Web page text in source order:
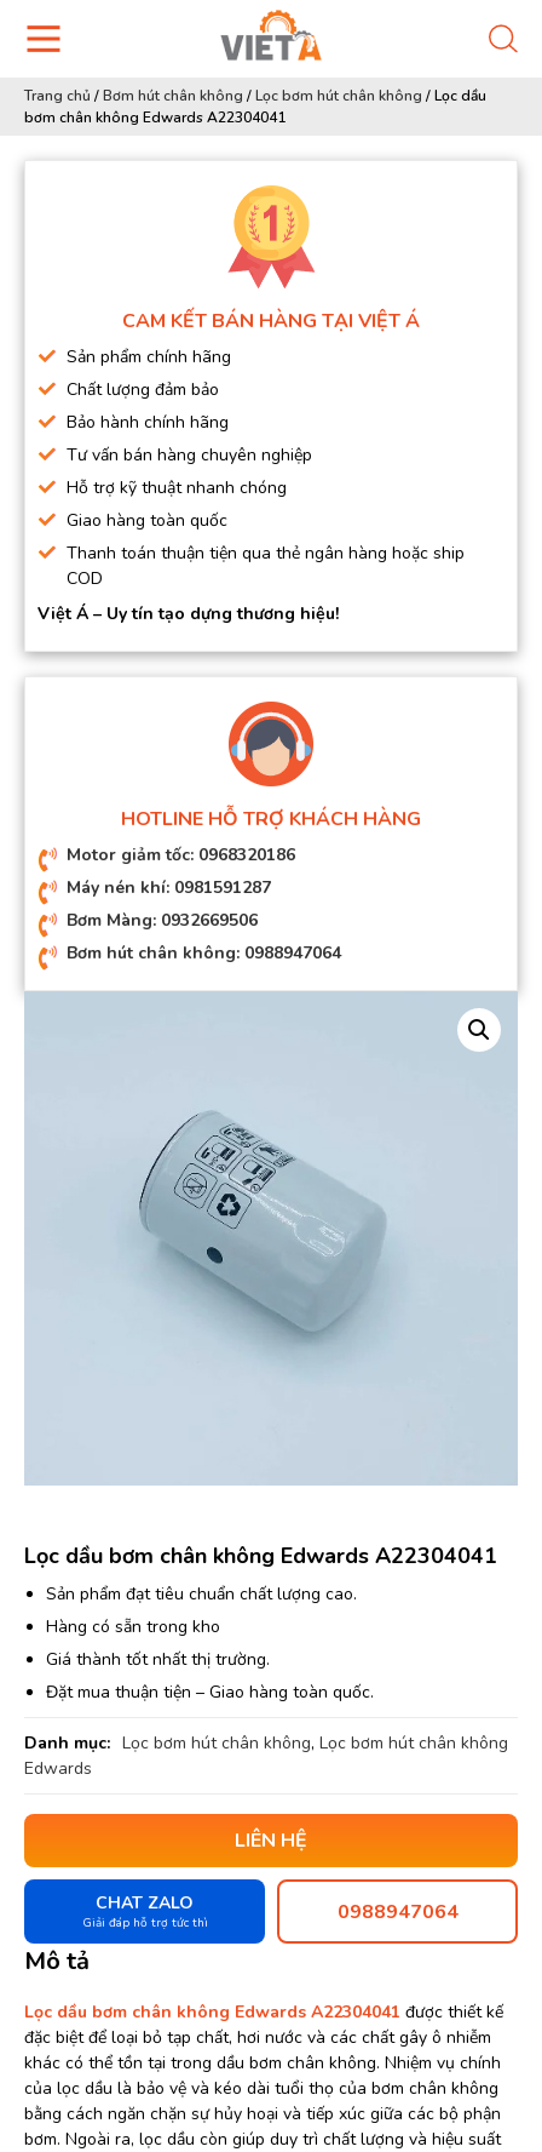
Trang chủ /Bơm hút chân không /Lọc bơm hút chân không /Lọc dầu
bơm chân không Edwards A22304041
CAM KẾT BÁN HÀNG TẠI VIỆT Á
Sản phẩm chính hãng
Chất lượng đảm bảo
Bảo hành chính hãng
Tư vấn bán hàng chuyên nghiệp
Hỗ trợ kỹ thuật nhanh chóng
Giao hàng toàn quốc
Thanh toán thuận tiện qua thẻ ngân hàng hoặc ship
COD
Việt Á – Uy tín tạo dựng thương hiệu!
HOTLINE HỖ TRỢ KHÁCH HÀNG
Motor giảm tốc: 0968320186
Máy nén khí: 0981591287
Bơm Màng: 0932669506
Bơm hút chân không: 0988947064
Lọc dầu bơm chân không Edwards A22304041
Sản phẩm đạt tiêu chuẩn chất lượng cao.
Hàng có sẵn trong kho
Giá thành tốt nhất thị trường.
Đặt mua thuận tiện – Giao hàng toàn quốc.
Danh mục: Lọc bơm hút chân không, Lọc bơm hút chân không
Edwards
LIÊN HỆ
CHAT ZALO
Giải đáp hỗ trợ tức thì 0988947064
Mô tả
Lọc dầu bơm chân không Edwards A22304041 được thiết kế
đặc biệt để loại bỏ tạp chất, hơi nước và các chất gây ô nhiễm
khác có thể tồn tại trong dầu bơm chân không. Nhiệm vụ chính
của lọc dầu là bảo vệ và kéo dài tuổi thọ của bơm chân không
bằng cách ngăn chặn sự hủy hoại và tiếp xúc giữa các bộ phận
bơm. Ngoài ra, lọc dầu còn giúp duy trì chất lượng và hiệu suất